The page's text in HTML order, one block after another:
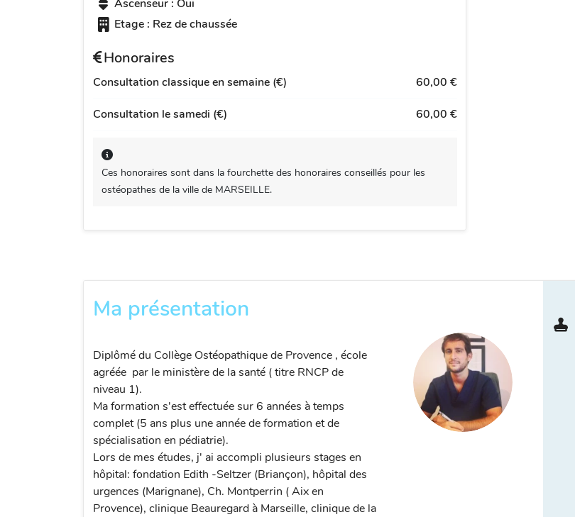
Ascenseur : Oui
Etage : Rez de chaussée
Honoraires
Consultation classique en semaine (€) 60,00 €
Consultation le samedi (€) 60,00 €
Ces honoraires sont dans la fourchette des honoraires conseillés pour les
ostéopathes de la ville de MARSEILLE.
Ma présentation
Diplômé du Collège Ostéopathique de Provence , école
agréée par le ministère de la santé ( titre RNCP de
niveau 1).
Ma formation s'est effectuée sur 6 années à temps
complet (5 ans plus une année de formation et de
spécialisation en pédiatrie).
Lors de mes études, j' ai accompli plusieurs stages en
hôpital: fondation Edith -Seltzer (Briançon), hôpital des
urgences (Marignane), Ch. Montperrin ( Aix en
Provence), clinique Beauregard à Marseille, clinique de la